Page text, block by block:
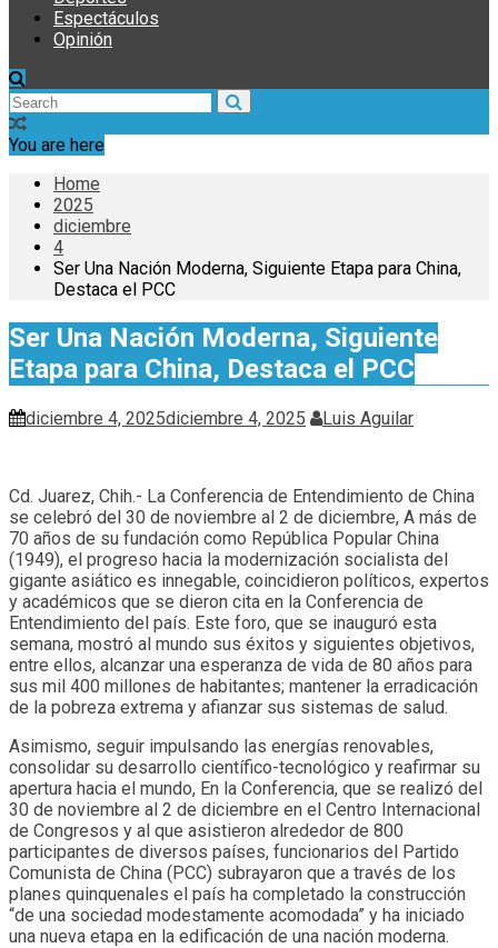
Espectáculos
Opinión
You are here
Home
2025
diciembre
4
Ser Una Nación Moderna, Siguiente Etapa para China,
Destaca el PCC
Ser Una Nación Moderna, Siguiente
Etapa para China, Destaca el PCC
diciembre 4, 2025diciembre 4, 2025 Luis Aguilar
Cd. Juarez, Chih.- La Conferencia de Entendimiento de China
se celebró del 30 de noviembre al 2 de diciembre, A más de
70 años de su fundación como República Popular China
(1949), el progreso hacia la modernización socialista del
gigante asiático es innegable, coincidieron políticos, expertos
y académicos que se dieron cita en la Conferencia de
Entendimiento del país. Este foro, que se inauguró esta
semana, mostró al mundo sus éxitos y siguientes objetivos,
entre ellos, alcanzar una esperanza de vida de 80 años para
sus mil 400 millones de habitantes; mantener la erradicación
de la pobreza extrema y afianzar sus sistemas de salud.
Asimismo, seguir impulsando las energías renovables,
consolidar su desarrollo científico-tecnológico y reafirmar su
apertura hacia el mundo, En la Conferencia, que se realizó del
30 de noviembre al 2 de diciembre en el Centro Internacional
de Congresos y al que asistieron alrededor de 800
participantes de diversos países, funcionarios del Partido
Comunista de China (PCC) subrayaron que a través de los
planes quinquenales el país ha completado la construcción
“de una sociedad modestamente acomodada” y ha iniciado
una nueva etapa en la edificación de una nación moderna.